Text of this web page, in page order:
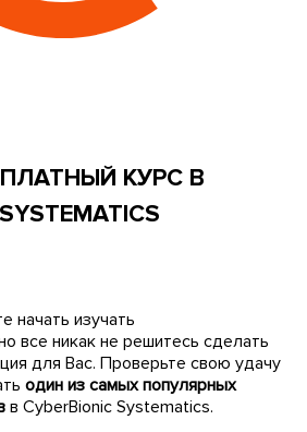
КУРС В
начать изучать
все никак не решитесь сделать
для Вас. Проверьте свою удачу
один из самых популярных
в CyberBionic Systematics.